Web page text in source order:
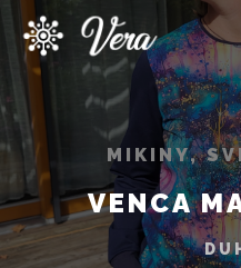
Přeskočit
obsah
MIKINY,
VENCA